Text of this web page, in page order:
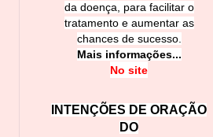
da doença, para facilitar o
tratamento e aumentar as
chances de sucesso.
Mais informações...
No site
INTENÇÕES DE ORAÇÃO
DO